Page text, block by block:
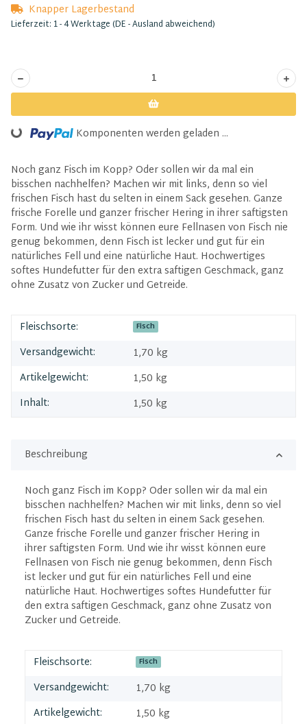
Knapper Lagerbestand
Lieferzeit: 1 - 4 Werktage(DE - Ausland abweichend)
Loading... Komponenten werden geladen ...
Noch ganz Fisch im Kopp? Oder sollen wir da mal ein
bisschen nachhelfen? Machen wir mit links, denn so viel
frischen Fisch hast du selten in einem Sack gesehen. Ganze
frische Forelle und ganzer frischer Hering in ihrer saftigsten
Form. Und wie ihr wisst können eure Fellnasen von Fisch nie
genug bekommen, denn Fisch ist lecker und gut für ein
natürliches Fell und eine natürliche Haut. Hochwertiges
softes Hundefutter für den extra saftigen Geschmack, ganz
ohne Zusatz von Zucker und Getreide.
Fleischsorte: Fisch
Versandgewicht:
1,70 kg
Artikelgewicht:
1,50 kg
Inhalt:
1,50 kg
Beschreibung
Noch ganz Fisch im Kopp? Oder sollen wir da mal ein
bisschen nachhelfen? Machen wir mit links, denn so viel
frischen Fisch hast du selten in einem Sack gesehen.
Ganze frische Forelle und ganzer frischer Hering in
ihrer saftigsten Form. Und wie ihr wisst können eure
Fellnasen von Fisch nie genug bekommen, denn Fisch
ist lecker und gut für ein natürliches Fell und eine
natürliche Haut. Hochwertiges softes Hundefutter für
den extra saftigen Geschmack, ganz ohne Zusatz von
Zucker und Getreide.
Fleischsorte: Fisch
Versandgewicht:
1,70 kg
Artikelgewicht:
1,50 kg